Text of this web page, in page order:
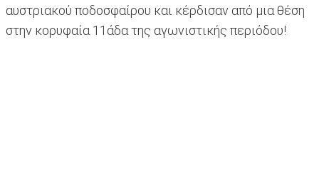
αυστριακού ποδοσφαίρου και κέρδισαν από μια θέση
στην κορυφαία 11άδα της αγωνιστικής περιόδου!